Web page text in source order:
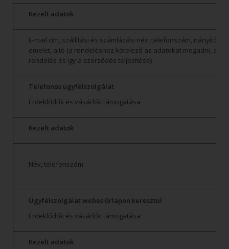
Kezelt adatok
E-mail cím, szállítási és számlázási név, telefonszám,
emelet, ajtó (a rendeléshez kötelező az adatokat megadni,
rendelés és így a szerződés teljesítése)
Telefonos ügyfélszolgálat
Érdeklődők és vásárlók támogatása
Kezelt adatok
Név, telefonszám
Ügyfélszolgálat webes űrlapon keresztül
Érdeklődők és vásárlók támogatása
Kezelt adatok